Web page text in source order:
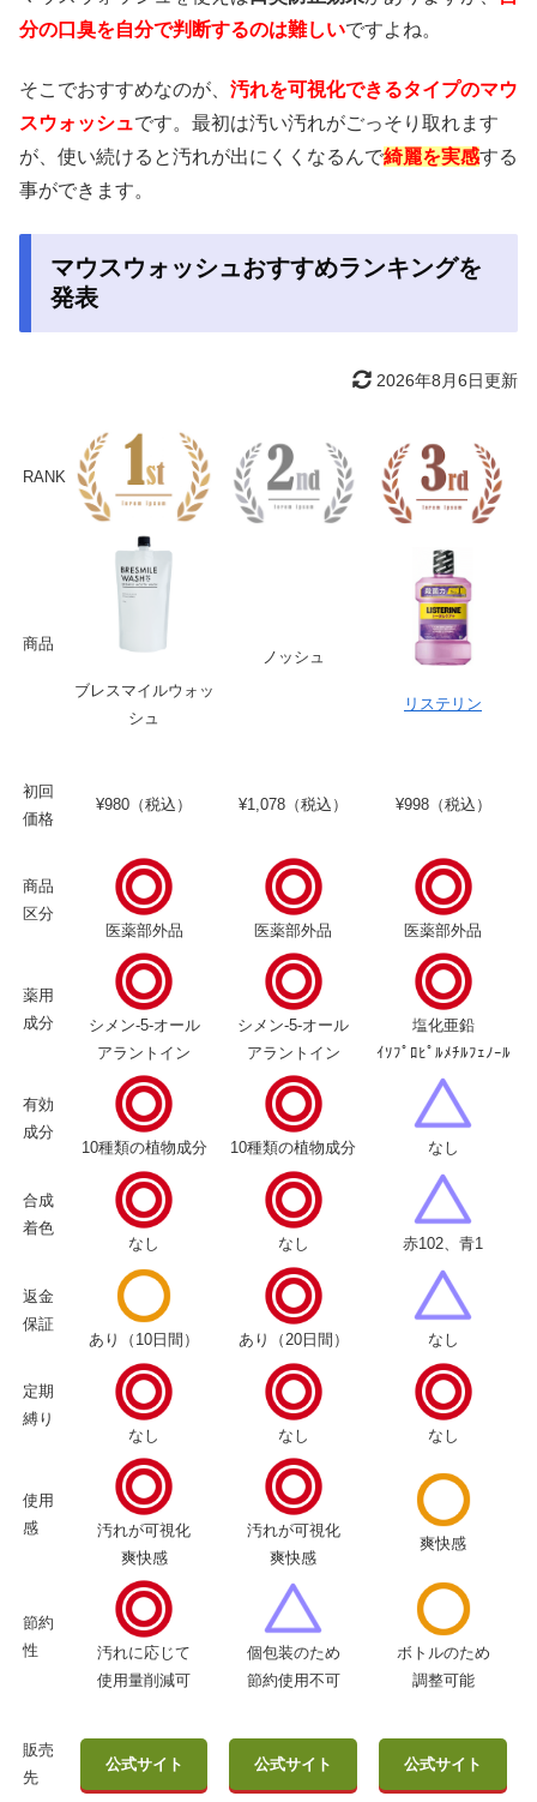
分の口臭を自分で判断するのは難しいですよね。
そこでおすすめなのが、 汚れを可視化できるタイプのマウ
スウォッシュです。最初は汚い汚れがごっそり取れます
が、使い続けると汚れが出にくくなるんで綺麗を実感する
事ができます。
マウスウォッシュおすすめランキングを
発表
2026年8月6日更新
RANK
商品
ブレスマイルウォッ
シュ
ノッシュ
リステリン
初回
価格
¥980（税込） ¥1,078（税込） ¥998（税込）
商品
区分
医薬部外品
医薬部外品 医薬部外品
薬用
成分
シメン-5-オール
アラントイン
シメン-5-オール
アラントイン
塩化亜鉛
ｲｿﾌﾟﾛﾋﾟﾙﾒﾁﾙﾌｪﾉｰﾙ
有効
成分
10種類の植物成分
10種類の植物成分 なし
合成
着色
なし
なし 赤102、青1
返金
保証
あり（10日間）
あり（20日間） なし
定期
縛り
なし
なし なし
使用
感
汚れが可視化
爽快感
汚れが可視化
爽快感
爽快感
節約
性
汚れに応じて
使用量削減可
個包装のため
節約使用不可
ボトルのため
調整可能
販売
先
公式サイト 公式サイト 公式サイト